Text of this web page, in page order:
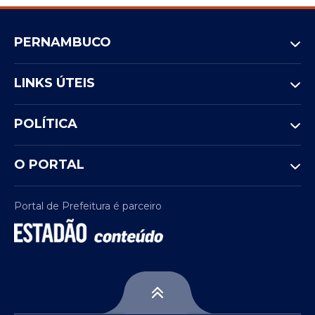
PERNAMBUCO
LINKS ÚTEIS
POLÍTICA
O PORTAL
Portal de Prefeitura é parceiro